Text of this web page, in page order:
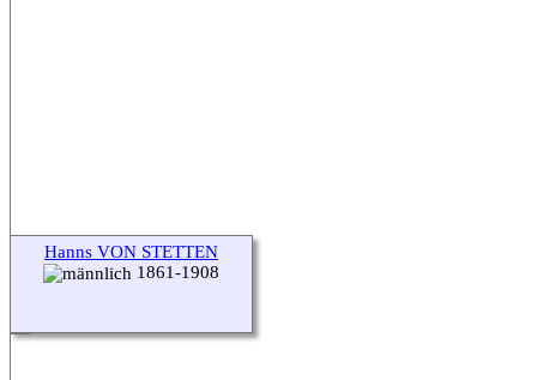
Hanns VON STETTEN
1861-1908